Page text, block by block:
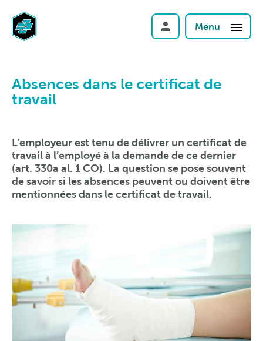
Menu
Absences dans le certificat de
travail
L’employeur est tenu de délivrer un certificat de
travail à l’employé à la demande de ce dernier
(art. 330a al. 1 CO). La question se pose souvent
de savoir si les absences peuvent ou doivent être
mentionnées dans le certificat de travail.